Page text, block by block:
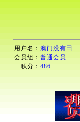
用户名： 澳门没有田
会员组： 普通会员
积分： 486